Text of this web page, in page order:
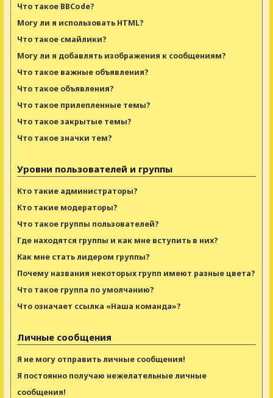
Что такое BBCode?
Могу ли я использовать HTML?
Что такое смайлики?
Могу ли я добавлять изображения к сообщениям?
Что такое важные объявления?
Что такое объявления?
Что такое прилепленные темы?
Что такое закрытые темы?
Что такое значки тем?
Уровни пользователей и группы
Кто такие администраторы?
Кто такие модераторы?
Что такое группы пользователей?
Где находятся группы и как мне вступить в них?
Как мне стать лидером группы?
Почему названия некоторых групп имеют разные цвета?
Что такое группа по умолчанию?
Что означает ссылка «Наша команда»?
Личные сообщения
Я не могу отправить личные сообщения!
Я постоянно получаю нежелательные личные
сообщения!